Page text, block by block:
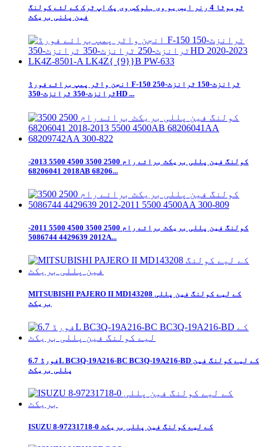
ٹویوٹا 4 رنر ایس یو وی ہلوکس وی پک اپ ٹرک کے لئے کولنگ
فین پلنی بریکٹ
انجن واٹر پمپ برائے فورڈ F-150 ٹرانزٹ-150 ٹرانزٹ-250
ٹرانزٹ-350 ٹرانزٹ-350HD ...
کولنگ فین پللی بریکٹ برائے رام 2500 3500 4500 5500 2013-
2018 68206041AB 68206...
کولنگ فین پللی بریکٹ برائے رام 2500 3500 4500 5500 2011-
2012 4429639 5086744A...
MITSUBISHI PAJERO II MD143208 کے لیے کولنگ فین پللی
بریکٹ
فورڈ 6.7L BC3Q-19A216-BC BC3Q-19A216-BD کے لیے کولنگ فین
پللی بریکٹ
ISUZU 8-97231718-0 کے لیے کولنگ فین پللی بریکٹ